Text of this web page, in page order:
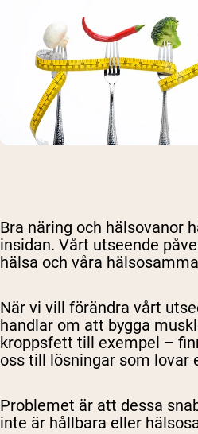
Bra näring och hälsovanor
insidan. Vårt utseende
hälsa och våra
När vi vill förändra vårt
handlar om att bygga
kroppsfett till exempel –
oss till lösningar som lovar
Problemet är att dessa
inte är hållbara eller